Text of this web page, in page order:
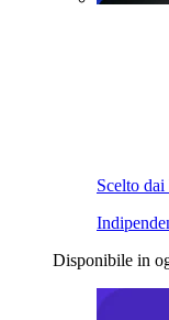
Scelto
Disponibile in